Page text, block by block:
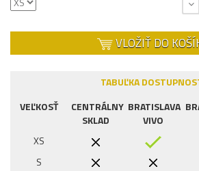
VLOŽIŤ DO
TABUĽKA
VEĽKOSŤ
CENTRÁLNY
SKLAD
BRATISLAVA
VIVO
XS
S